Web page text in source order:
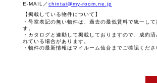
E-MAIL／chintai@my-room.ne.jp
【掲載している物件について】
・号室表記の無い物件は、過去の最低賃料で統一して
す。
・カタログと連動して掲載しておりますので、成約
れている場合があります。
・物件の最新情報はマイルーム仙台までご確認くださ